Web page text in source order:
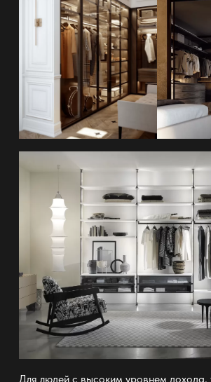
Для людей с высоким уровнем дохода,